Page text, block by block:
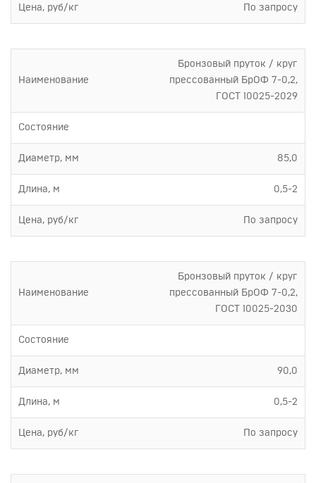
Цена, руб/кг По запросу
Наименование
Бронзовый пруток / круг
прессованный БрОФ 7-0,2,
ГОСТ 10025-2029
Состояние
Диаметр, мм 85,0
Длина, м 0,5-2
Цена, руб/кг По запросу
Наименование
Бронзовый пруток / круг
прессованный БрОФ 7-0,2,
ГОСТ 10025-2030
Состояние
Диаметр, мм 90,0
Длина, м 0,5-2
Цена, руб/кг По запросу